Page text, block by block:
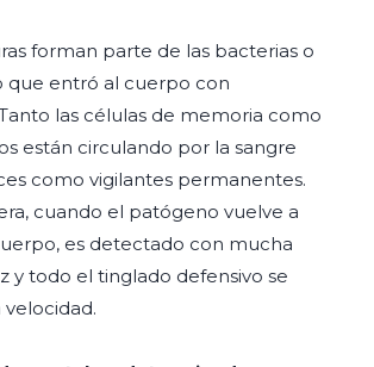
forman parte de las bacterias o
que entró al cuerpo con
las células de memoria como
están circulando por la sangre
como vigilantes permanentes.
cuando el patógeno vuelve a
es detectado con mucha
y todo el tinglado defensivo se